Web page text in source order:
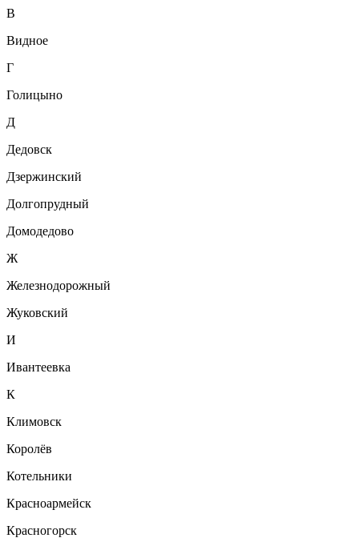
В
Видное
Г
Голицыно
Д
Дедовск
Дзержинский
Долгопрудный
Домодедово
Ж
Железнодорожный
Жуковский
И
Ивантеевка
К
Климовск
Королёв
Котельники
Красноармейск
Красногорск